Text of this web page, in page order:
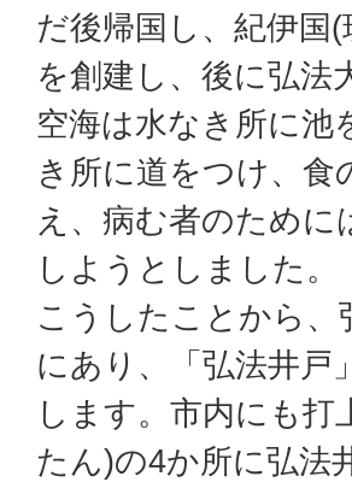
だ後帰国し、紀伊国
を創建し、後に弘法
空海は水なき所に池
き所に道をつけ、食
え、病む者のため
しようとしました。
こうしたことから、
にあり、「弘法井戸
します。市内にも打
たん)の4か所に弘法